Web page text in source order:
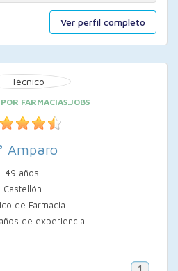
Ver perfil completo
FARMACIAS.JOBS
Amparo
49 años
Castellón
de Farmacia
de experiencia